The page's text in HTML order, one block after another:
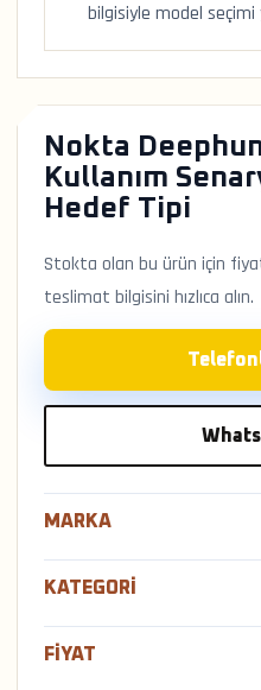
bilgisiyle model seçimi
Nokta
Kullanım
Hedef Tipi
Stokta olan bu ürün için
teslimat bilgisini hızlıca alın.
MARKA
KATEGORI
FIYAT